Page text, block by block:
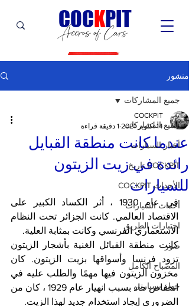
Accros of Cars
COCKPIT
منشور
جميع المشاركات
أخبار السيارات
COCKPIT تاريخ
الأحداث COCKPIT
أحداث السيارات
اختبارات الطريق
صور
المصباح الكامل
جولة بسيارتي
جميع المشاركات
عندما كانت منطقة القبايل
رائدة في زيت الزيتون
للسيارات
COCKPIT
14 أكتوبر 2021
1 دقيقة قراءة
الاستعماري الفرنسي وكانت بمثابة العلية.
الضروري إيجاد استخدام جديد لهذا الزيت.